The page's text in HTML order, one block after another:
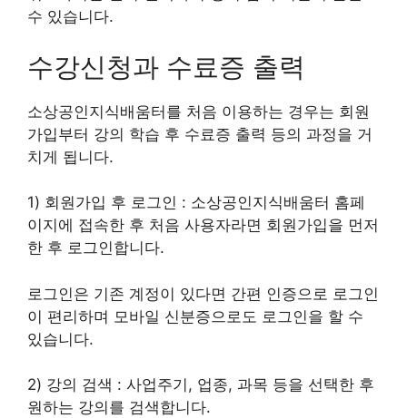
수 있습니다.
수강신청과 수료증 출력
소상공인지식배움터를 처음 이용하는 경우는 회원
가입부터 강의 학습 후 수료증 출력 등의 과정을 거
치게 됩니다.
1) 회원가입 후 로그인 : 소상공인지식배움터 홈페
이지에 접속한 후 처음 사용자라면 회원가입을 먼저
한 후 로그인합니다.
로그인은 기존 계정이 있다면 간편 인증으로 로그인
이 편리하며 모바일 신분증으로도 로그인을 할 수
있습니다.
2) 강의 검색 : 사업주기, 업종, 과목 등을 선택한 후
원하는 강의를 검색합니다.